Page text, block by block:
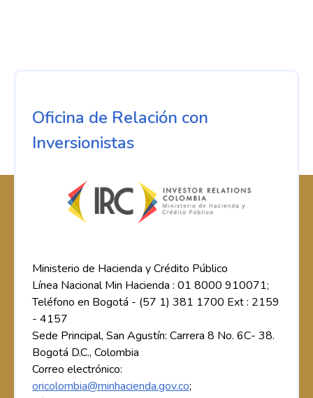
Oficina de Relación con
Inversionistas
Ministerio de Hacienda y Crédito Público
Línea Nacional Min Hacienda : 01 8000 910071;
Teléfono en Bogotá - (57 1) 381 1700 Ext : 2159
- 4157
Sede Principal, San Agustín: Carrera 8 No. 6C- 38.
Bogotá D.C., Colombia
Correo electrónico:
oricolombia@minhacienda.gov.co;